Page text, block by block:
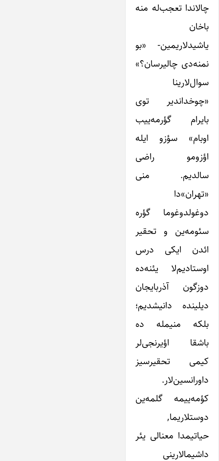
چالاندا تعجب‌له منه
باخان
یاشیدلاریمین- «بو
نمنه‌دی چالیرسان؟»
سوال‌لارینا
«چوخداندیر توی
بایرام گؤرمه‌ییب
اوبام» سؤزو ایله
اؤزومو راضی
سالدیم. منی
«تهران»دا
دوغولدوغوما گؤره
سئومه‌ین و تحقیر
ائدن ایکی درس
اوستادیم‌لا یئنه‌ده
دوزگون آذربایجان
دیلینده دانیشدیم؛
بلکه منیمله ده
باشقا اؤیرنجی‌لر
کیمی تحقیرسیز
داورانسین‌لار.
کؤمه‌ییمه گلمه‌ین
دوستلاریما,
حیاتیمدا معنالی یئر
داشیمالارینی